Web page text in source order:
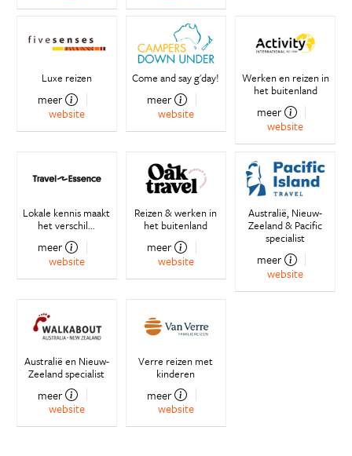
Luxe reizen
meer
website
Come and say g'day!
meer
website
Werken en reizen in
het buitenland
meer
website
Lokale kennis maakt
het verschil...
meer
website
Reizen & werken in
het buitenland
meer
website
Australië, Nieuw-
Zeeland & Pacific
specialist
meer
website
Australië en Nieuw-
Zeeland specialist
meer
website
Verre reizen met
kinderen
meer
website